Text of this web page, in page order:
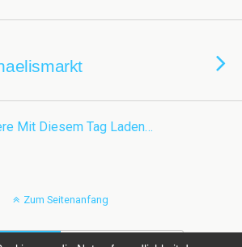
Mit Diesem Tag Laden…
Zum Seitenanfang